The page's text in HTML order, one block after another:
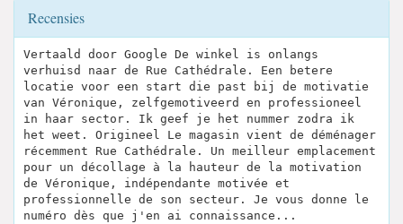
Recensies
Vertaald door Google De winkel is onlangs
verhuisd naar de Rue Cathédrale. Een betere
locatie voor een start die past bij de motivatie
van Véronique, zelfgemotiveerd en professioneel
in haar sector. Ik geef je het nummer zodra ik
het weet. Origineel Le magasin vient de déménager
récemment Rue Cathédrale. Un meilleur emplacement
pour un décollage à la hauteur de la motivation
de Véronique, indépendante motivée et
professionnelle de son secteur. Je vous donne le
numéro dès que j'en ai connaissance...